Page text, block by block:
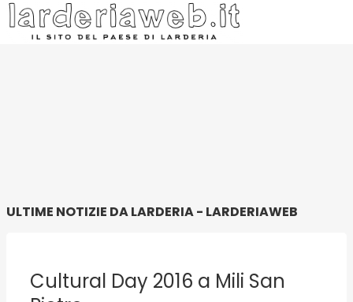
ULTIME NOTIZIE DA LARDERIA - LARDERIAWEB
Cultural Day 2016 a Mili San